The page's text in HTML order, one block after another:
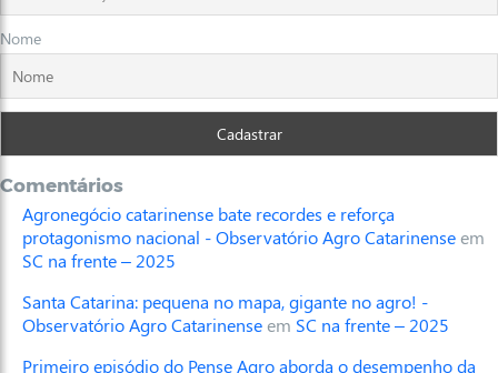
Nome
Comentários
Agronegócio catarinense bate recordes e reforça
protagonismo nacional - Observatório Agro Catarinenseem
SC na frente – 2025
Santa Catarina: pequena no mapa, gigante no agro! -
Observatório Agro Catarinenseem SC na frente – 2025
Primeiro episódio do Pense Agro aborda o desempenho da